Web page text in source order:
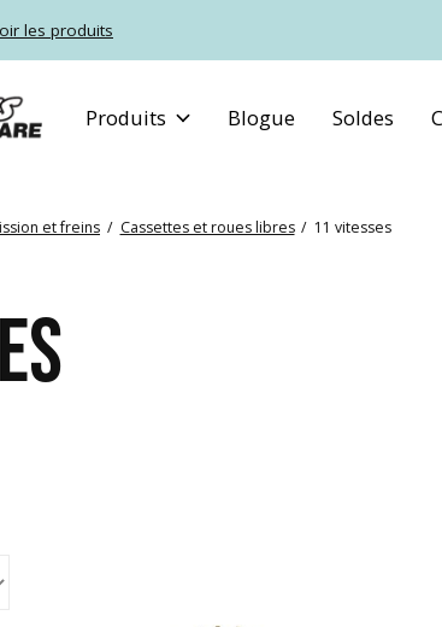
les produits
Produits Blogue Soldes
et freins / Cassettes et roues libres / 11 vitesses